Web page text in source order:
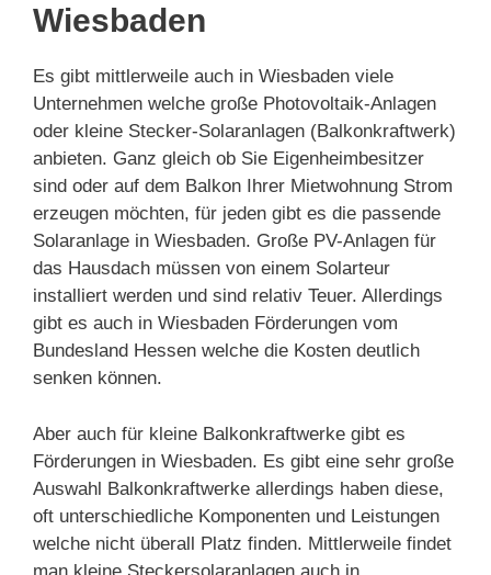
Wiesbaden
Es gibt mittlerweile auch in Wiesbaden viele
Unternehmen welche große Photovoltaik-Anlagen
oder kleine Stecker-Solaranlagen (Balkonkraftwerk)
anbieten. Ganz gleich ob Sie Eigenheimbesitzer
sind oder auf dem Balkon Ihrer Mietwohnung Strom
erzeugen möchten, für jeden gibt es die passende
Solaranlage in Wiesbaden. Große PV-Anlagen für
das Hausdach müssen von einem Solarteur
installiert werden und sind relativ Teuer. Allerdings
gibt es auch in Wiesbaden Förderungen vom
Bundesland Hessen welche die Kosten deutlich
senken können.
Aber auch für kleine Balkonkraftwerke gibt es
Förderungen in Wiesbaden. Es gibt eine sehr große
Auswahl Balkonkraftwerke allerdings haben diese,
oft unterschiedliche Komponenten und Leistungen
welche nicht überall Platz finden. Mittlerweile findet
man kleine Steckersolaranlagen auch in